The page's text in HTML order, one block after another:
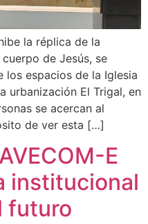
la réplica de la
de Jesús, se
los espacios de la Iglesia
urbanización El Trigal, en
se acercan al
de ver esta […]
E
institucional
futuro